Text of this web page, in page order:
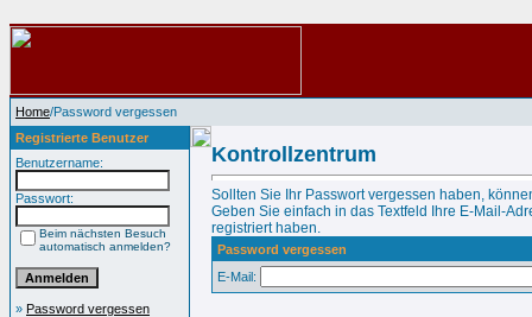
Home/Password vergessen
Registrierte Benutzer
Benutzername:
Passwort:
Beim nächsten Besuch
automatisch anmelden?
» Password vergessen
Kontrollzentrum
Sollten Sie Ihr Passwort vergessen haben,
Geben Sie einfach in das Textfeld Ihre E-Mail-
registriert haben.
Password vergessen
E-Mail: